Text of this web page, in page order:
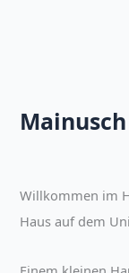
Willkommen im
Haus auf dem